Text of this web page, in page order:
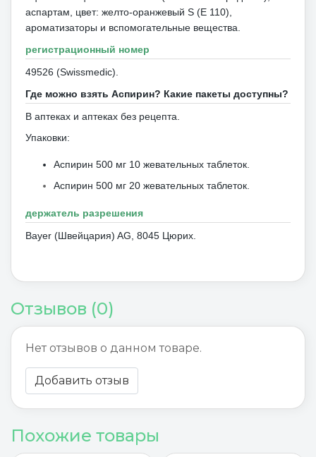
аспартам, цвет: желто-оранжевый S (E 110),
ароматизаторы и вспомогательные вещества.
регистрационный номер
49526 (Swissmedic).
Где можно взять Аспирин? Какие пакеты доступны?
В аптеках и аптеках без рецепта.
Упаковки:
Аспирин 500 мг 10 жевательных таблеток.
Аспирин 500 мг 20 жевательных таблеток.
держатель разрешения
Bayer (Швейцария) AG, 8045 Цюрих.
Отзывов (0)
Нет отзывов о данном товаре.
Добавить отзыв
Похожие товары